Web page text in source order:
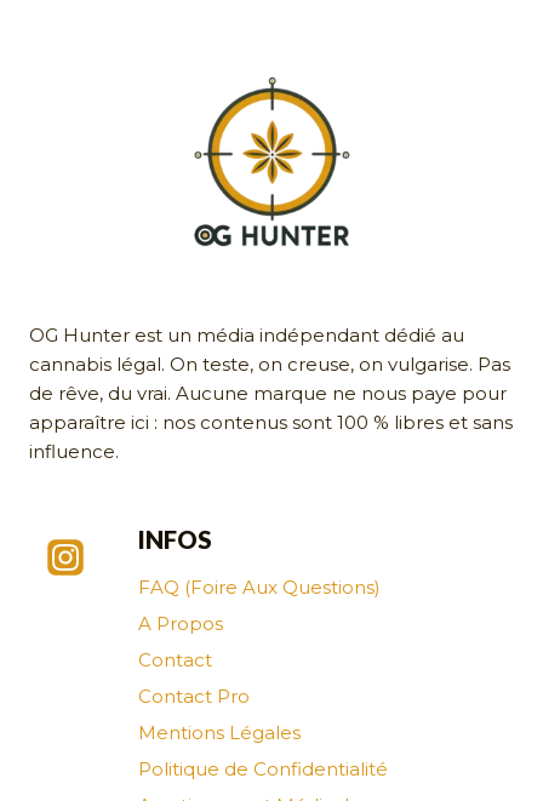
OG Hunter est un média indépendant dédié au
cannabis légal. On teste, on creuse, on vulgarise. Pas
de rêve, du vrai. Aucune marque ne nous paye pour
apparaître ici : nos contenus sont 100 % libres et sans
influence.
INFOS
FAQ (Foire Aux Questions)
A Propos
Contact
Contact Pro
Mentions Légales
Politique de Confidentialité